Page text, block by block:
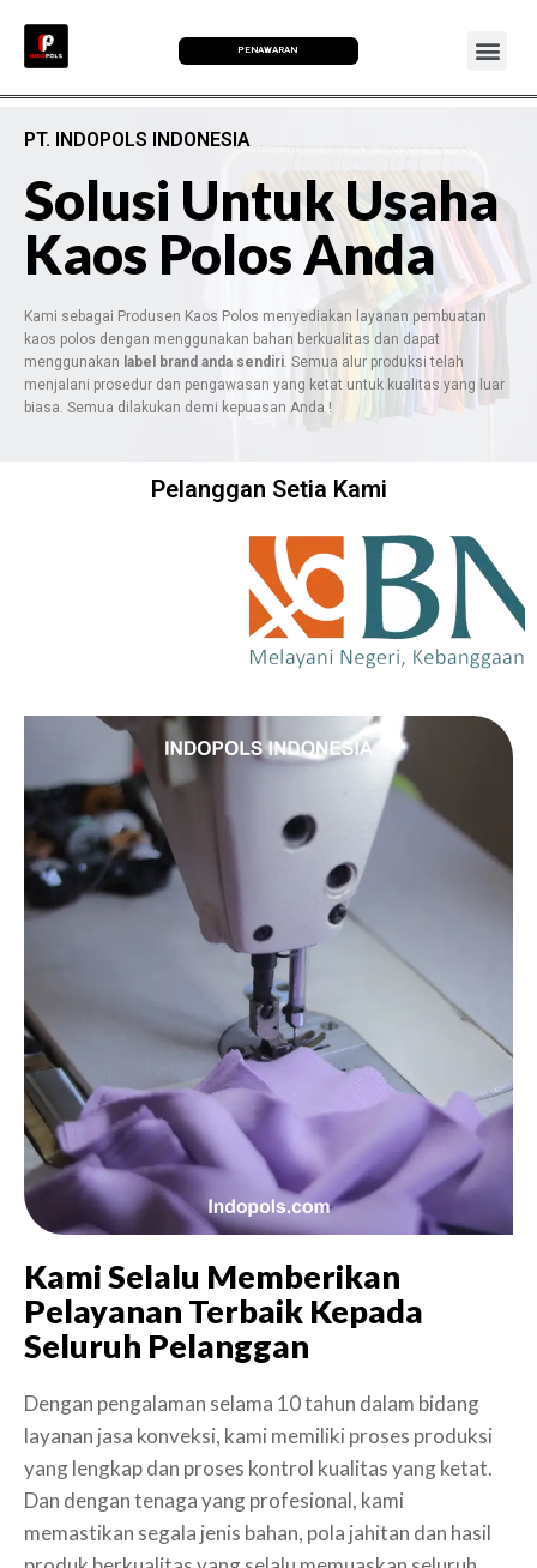
PENAWARAN
PT. INDOPOLS INDONESIA
Solusi Untuk Usaha
Kaos Polos Anda
Kami sebagai Produsen Kaos Polos menyediakan layanan pembuatan
kaos polos dengan menggunakan bahan berkualitas dan dapat
menggunakan label brand anda sendiri . Semua alur produksi telah
menjalani prosedur dan pengawasan yang ketat untuk kualitas yang luar
biasa. Semua dilakukan demi kepuasan Anda !
Pelanggan Setia Kami
Kami Selalu Memberikan
Pelayanan Terbaik Kepada
Seluruh Pelanggan
Dengan pengalaman selama 10 tahun dalam bidang
layanan jasa konveksi, kami memiliki proses produksi
yang lengkap dan proses kontrol kualitas yang ketat.
Dan dengan tenaga yang profesional, kami
memastikan segala jenis bahan, pola jahitan dan hasil